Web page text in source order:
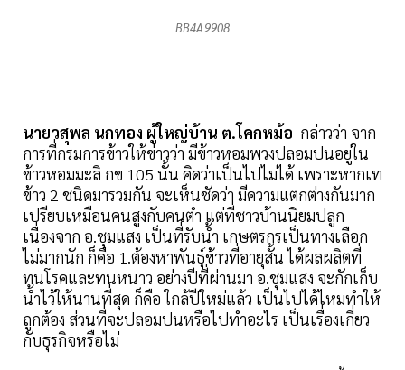
BB4A9908
นายวสุพล นกทอง ผู้ใหญ่บ้าน ต.โคกหม้อ กล่าวว่า จาก
การที่กรมการข้าวให้ข่าวว่า มีข้าวหอมพวงปลอมปนอยู่ใน
ข้าวหอมมะลิ กข 105 นั้น คิดว่าเป็นไปไม่ได้ เพราะหากเท
ข้าว 2 ชนิดมารวมกัน จะเห็นชัดว่า มีความแตกต่างกันมาก
เปรียบเหมือนคนสูงกับคนต่ำ แต่ที่ชาวบ้านนิยมปลูก
เนื่องจาก อ.ชุมแสง เป็นที่รับน้ำ เกษตรกรเป็นทางเลือก
ไม่มากนัก ก็คือ 1.ต้องหาพันธุ์ข้าวที่อายุสั้น ได้ผลผลิตที่
ทนโรคและทนหนาว อย่างปีที่ผ่านมา อ.ชุมแสง จะกักเก็บ
น้ำไว้ให้นานที่สุด ก็คือ ใกล้ปีใหม่แล้ว เป็นไปได้ไหมทำให้
ถูกต้อง ส่วนที่จะปลอมปนหรือไปทำอะไร เป็นเรื่องเกี่ยว
กับธุรกิจหรือไม่